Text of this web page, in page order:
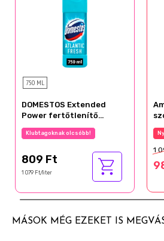
750 ML
DOMESTOS Extended
Power fertőtlenítő
hatású folyékony
tisztítószer Atlantic
Klubtagoknak olcsóbb!
809 Ft
1 079 Ft/liter
1
MÁSOK MÉG EZEKET IS